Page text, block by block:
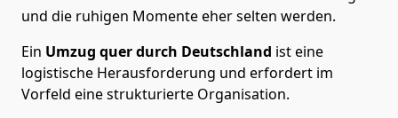
und die ruhigen Momente eher selten werden.
Ein Umzug quer durch Deutschland ist eine
logistische Herausforderung und erfordert im
Vorfeld eine strukturierte Organisation.